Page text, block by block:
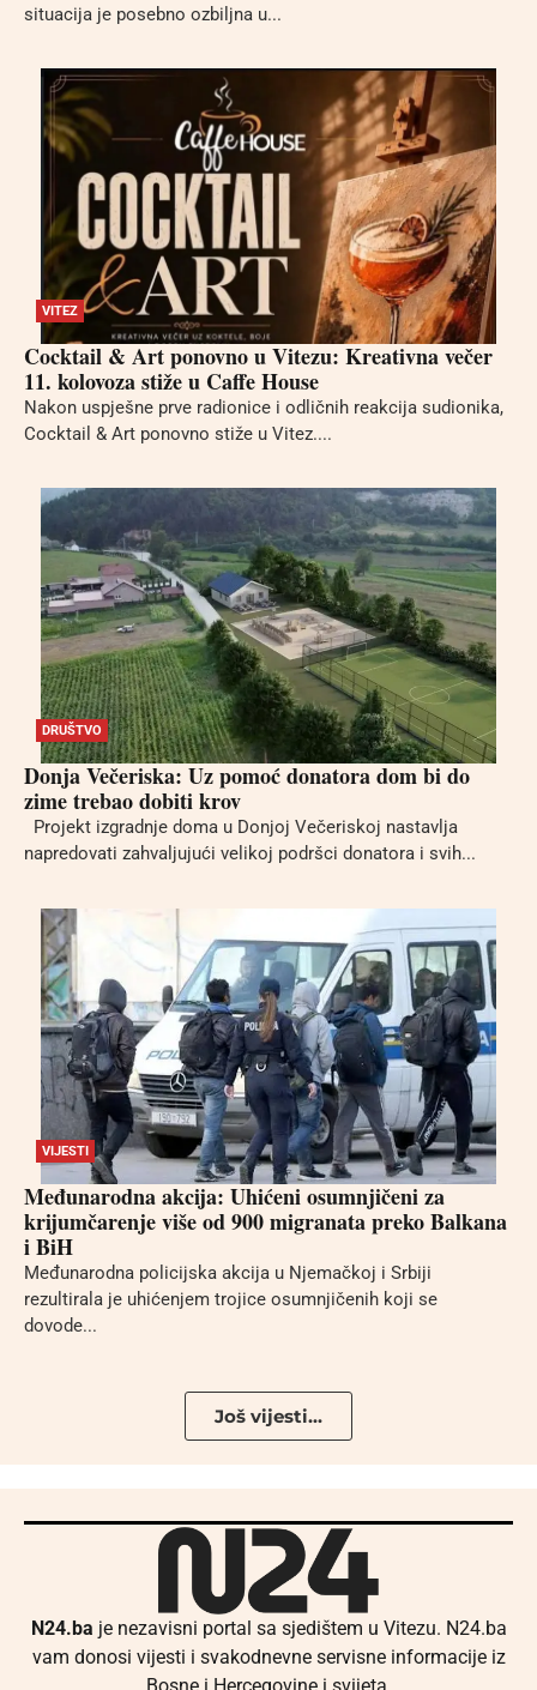
situacija je posebno ozbiljna u...
VITEZ
Cocktail & Art ponovno u Vitezu: Kreativna večer
11. kolovoza stiže u Caffe House
Nakon uspješne prve radionice i odličnih reakcija sudionika,
Cocktail & Art ponovno stiže u Vitez....
DRUŠTVO
Donja Večeriska: Uz pomoć donatora dom bi do
zime trebao dobiti krov
Projekt izgradnje doma u Donjoj Večeriskoj nastavlja
napredovati zahvaljujući velikoj podršci donatora i svih...
VIJESTI
Međunarodna akcija: Uhićeni osumnjičeni za
krijumčarenje više od 900 migranata preko Balkana
i BiH
Međunarodna policijska akcija u Njemačkoj i Srbiji
rezultirala je uhićenjem trojice osumnjičenih koji se
dovode...
Još vijesti...
N24.ba je nezavisni portal sa sjedištem u Vitezu. N24.ba
vam donosi vijesti i svakodnevne servisne informacije iz